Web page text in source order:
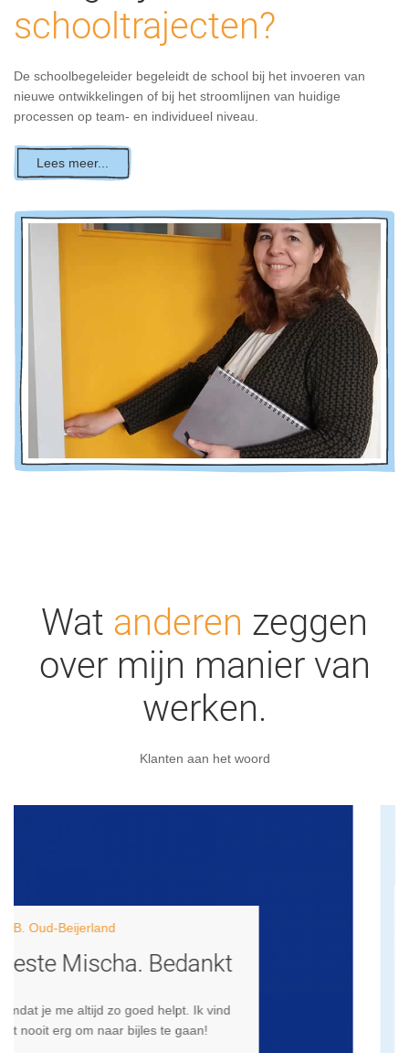
schooltrajecten?
De schoolbegeleider begeleidt de school bij het invoeren van
nieuwe ontwikkelingen of bij het stroomlijnen van huidige
processen op team- en individueel niveau.
Lees meer...
Wat anderen zeggen
over mijn manier van
werken.
Klanten aan het woord
Moeder van Koen
Mooi dat jullie samen werken aan de wijze
waarop hij zaken aan moet pakken.